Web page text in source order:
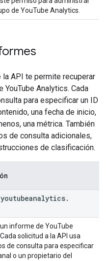
de YouTube Analytics.
la API te permite recuperar
Analytics. Cada
para especificar un ID
una fecha de inicio,
una métrica. También
de consulta adicionales,
de clasificación.
youtubeanalytics.
informe de YouTube
solicitud a la API usa
de consulta para especificar
o un propietario del